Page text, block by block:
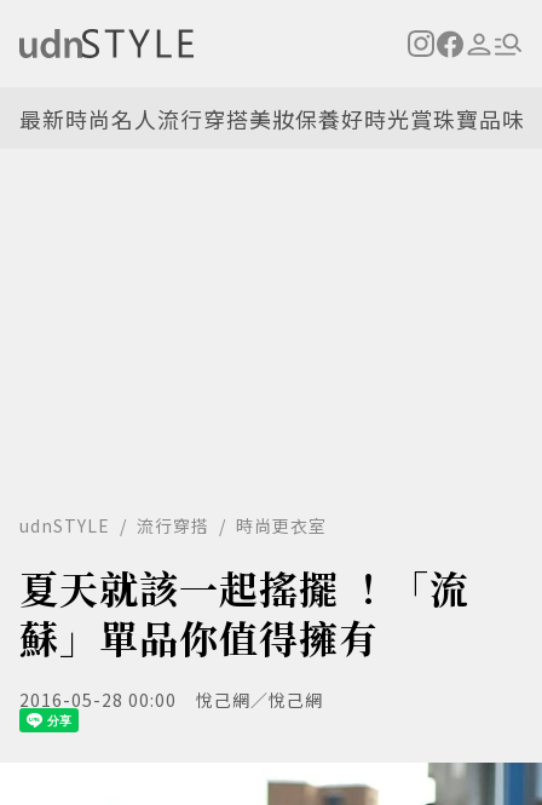
最新時尚名人流行穿搭美妝保養好時光賞珠寶品味
udnSTYLE 流行穿搭 時尚更衣室
夏天就該一起搖擺 ！「流
蘇」單品你值得擁有
2016-05-28 00:00 悅己網／悅己網